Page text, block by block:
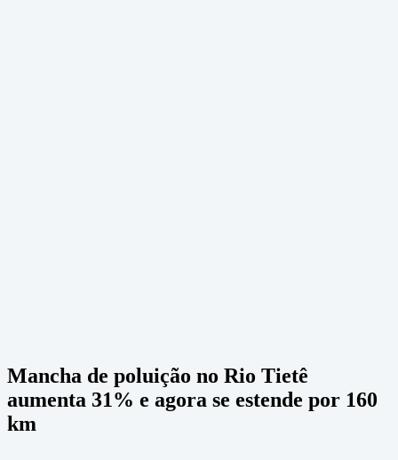
Mancha de poluição no Rio Tietê
aumenta 31% e agora se estende por 160
km